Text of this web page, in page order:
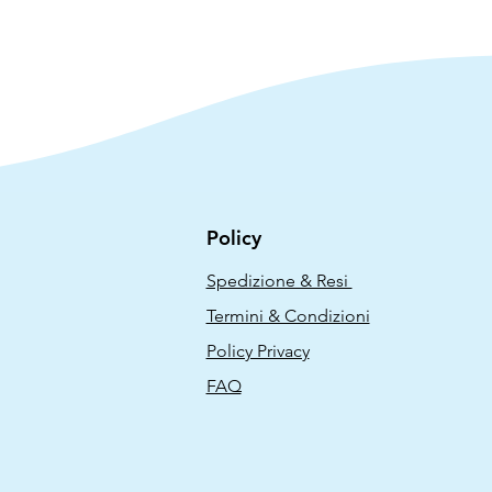
Policy
Spedizione & Resi
Termini & Condizioni
Policy Privacy
FAQ